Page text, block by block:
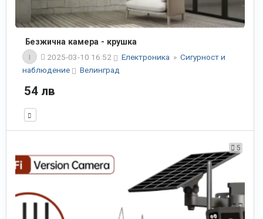
Безжична камера - крушка
I
2025-03-10 16:52 Електроника » Сигурност и
наблюдение
Велинград
54 лв
5